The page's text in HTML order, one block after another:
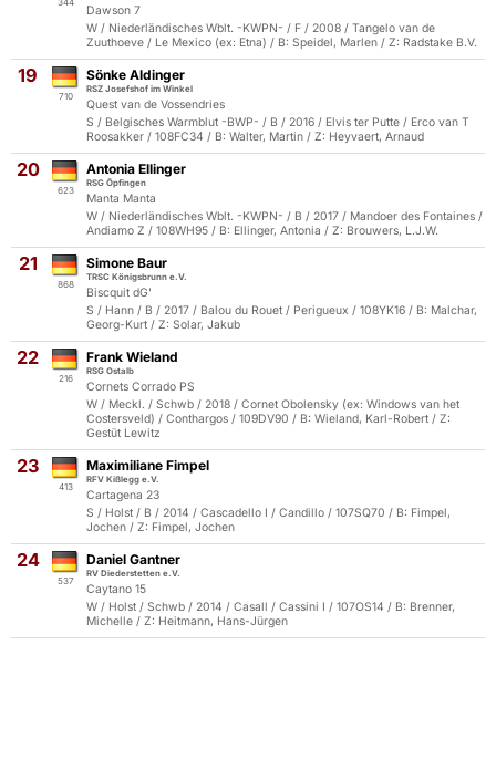
344
Dawson 7
W / Niederländisches Wblt. -KWPN- / F / 2008 / Tangelo van de
Zuuthoeve / Le Mexico (ex: Etna) / B: Speidel, Marlen / Z: Radstake B.V.
19
710
Sönke Aldinger
RSZ Josefshof im Winkel
Quest van de Vossendries
S / Belgisches Warmblut -BWP- / B / 2016 / Elvis ter Putte / Erco van T
Roosakker / 108FC34 / B: Walter, Martin / Z: Heyvaert, Arnaud
20
623
Antonia Ellinger
RSG Öpfingen
Manta Manta
W / Niederländisches Wblt. -KWPN- / B / 2017 / Mandoer des Fontaines /
Andiamo Z / 108WH95 / B: Ellinger, Antonia / Z: Brouwers, L.J.W.
21
868
Simone Baur
TRSC Königsbrunn e.V.
Biscquit dG'
S / Hann / B / 2017 / Balou du Rouet / Perigueux / 108YK16 / B: Malchar,
Georg-Kurt / Z: Solar, Jakub
22
216
Frank Wieland
RSG Ostalb
Cornets Corrado PS
W / Meckl. / Schwb / 2018 / Cornet Obolensky (ex: Windows van het
Costersveld) / Conthargos / 109DV90 / B: Wieland, Karl-Robert / Z:
Gestüt Lewitz
23
413
Maximiliane Fimpel
RFV Kißlegg e.V.
Cartagena 23
S / Holst / B / 2014 / Cascadello I / Candillo / 107SQ70 / B: Fimpel,
Jochen / Z: Fimpel, Jochen
24
537
Daniel Gantner
RV Diederstetten e.V.
Caytano 15
W / Holst / Schwb / 2014 / Casall / Cassini I / 107OS14 / B: Brenner,
Michelle / Z: Heitmann, Hans-Jürgen